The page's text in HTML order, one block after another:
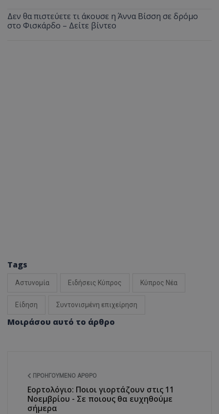
Δεν θα πιστεύετε τι άκουσε η Άννα Βίσση σε δρόμο
στο Φισκάρδο – Δείτε βίντεο
Tags
Αστυνομία Ειδήσεις Κύπρος Κύπρος Νέα
Είδηση Συντονισμένη επιχείρηση
Μοιράσου αυτό το άρθρο
ΠΡΟΗΓΟΎΜΕΝΟ ΆΡΘΡΟ
Εορτολόγιο: Ποιοι γιορτάζουν στις 11
Noεμβρίου - Σε ποιους θα ευχηθούμε
σήμερα